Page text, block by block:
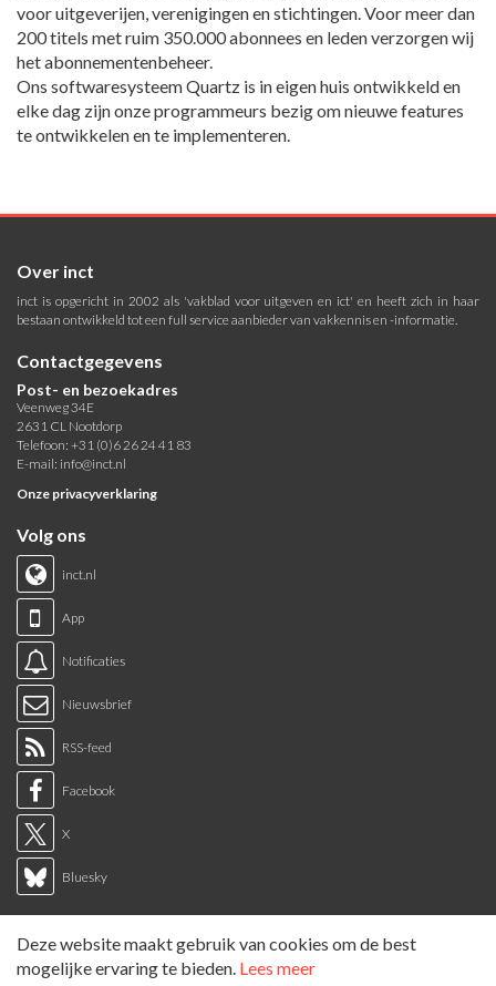
voor uitgeverijen, verenigingen en stichtingen. Voor meer dan
200 titels met ruim 350.000 abonnees en leden verzorgen wij
het abonnementenbeheer.
Ons softwaresysteem Quartz is in eigen huis ontwikkeld en
elke dag zijn onze programmeurs bezig om nieuwe features
te ontwikkelen en te implementeren.
Over inct
inct is opgericht in 2002 als 'vakblad voor uitgeven en ict' en heeft zich in haar
bestaan ontwikkeld tot een full service aanbieder van vakkennis en -informatie.
Contactgegevens
Post- en bezoekadres
Veenweg 34E
2631 CL Nootdorp
Telefoon: +31 (0)6 26 24 41 83
E-mail: info@inct.nl
Onze privacyverklaring
Volg ons
inct.nl
App
Notificaties
Nieuwsbrief
RSS-feed
Facebook
X
Bluesky
Sitemap
Tags overzicht
Deze website maakt gebruik van cookies om de best
mogelijke ervaring te bieden. Lees meer